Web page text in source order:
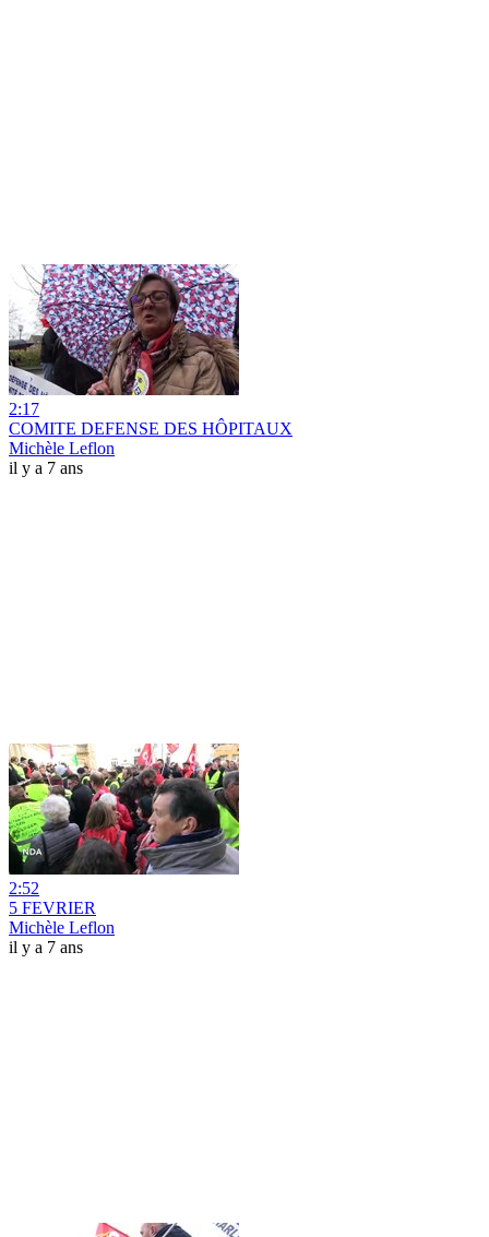
2:17
COMITE DEFENSE DES HÔPITAUX
Michèle Leflon
il y a 7 ans
2:52
5 FEVRIER
Michèle Leflon
il y a 7 ans